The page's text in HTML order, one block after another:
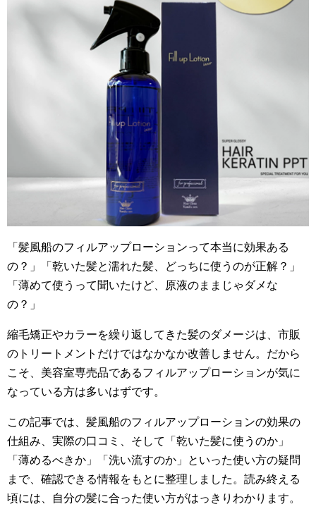
「髪風船のフィルアップローションって本当に効果ある
の？」「乾いた髪と濡れた髪、どっちに使うのが正解？」
「薄めて使うって聞いたけど、原液のままじゃダメな
の？」
縮毛矯正やカラーを繰り返してきた髪のダメージは、市販
のトリートメントだけではなかなか改善しません。だから
こそ、美容室専売品であるフィルアップローションが気に
なっている方は多いはずです。
この記事では、髪風船のフィルアップローションの効果の
仕組み、実際の口コミ、そして「乾いた髪に使うのか」
「薄めるべきか」「洗い流すのか」といった使い方の疑問
まで、確認できる情報をもとに整理しました。読み終える
頃には、自分の髪に合った使い方がはっきりわかります。